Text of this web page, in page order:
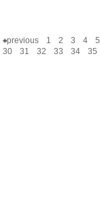
previous 1 2 3 4 5
30
31 32 33 34 35